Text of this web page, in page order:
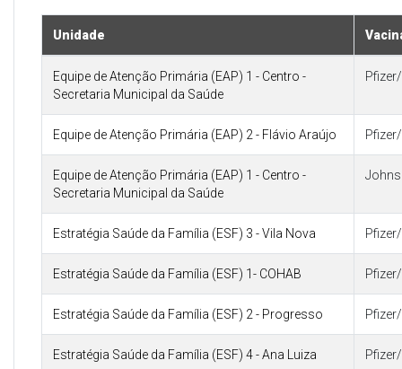
Unidade
Equipe de Atenção Primária (EAP) 1 - Centro -
Secretaria Municipal da Saúde
Equipe de Atenção Primária (EAP) 2 - Flávio Araújo
Equipe de Atenção Primária (EAP) 1 - Centro -
Secretaria Municipal da Saúde
Estratégia Saúde da Família (ESF) 3 - Vila Nova
Estratégia Saúde da Família (ESF) 1- COHAB
Estratégia Saúde da Família (ESF) 2 - Progresso
Estratégia Saúde da Família (ESF) 4 - Ana Luiza